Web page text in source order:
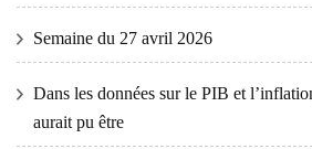
Semaine du 27 avril 2026
Dans les données sur le PIB et
aurait pu être